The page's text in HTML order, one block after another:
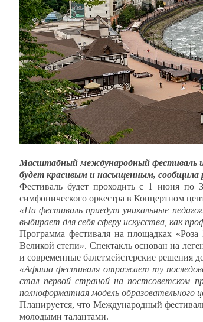
Масштабный международный фестиваль
будет красивым и насыщенным, сообщила
Фестиваль будет проходить с 1 июня по
симфонического оркестра в Концертном
«На фестиваль приедут уникальные
выбирает для себя сферу искусства, как
Программа фестиваля на площадках
Великой степи». Спектакль основан на
и современные балетмейстерские
«Афиша фестиваля отражает ту
стал первой страной на постсоветском
полноформатная модель образовательного
Планируется, что Международный
молодыми талантами.